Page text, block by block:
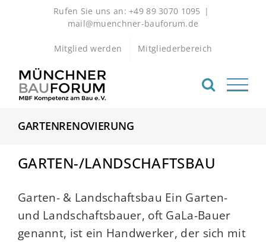
Rufen Sie uns an: +49 89 3070 1095 |
mail@muenchner-bauforum.de
Mitglied werden Mitgliederbereich
GARTENRENOVIERUNG
GARTEN-/LANDSCHAFTSBAU
Garten- & Landschaftsbau Ein Garten-
und Landschaftsbauer, oft GaLa-Bauer
genannt, ist ein Handwerker, der sich mit